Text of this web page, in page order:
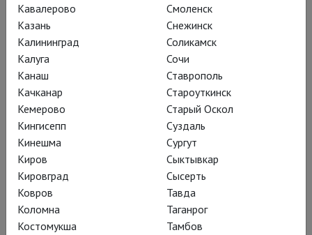
Джон – маститый университетский
преподаватель, артистичный,
Кавалерово
Казань
Калининград
Калуга
Канаш
Качканар
Кемерово
Кингисепп
Кинешма
Киров
Кировград
Ковров
Коломна
Костомукша
Смоленск
Снежинск
Соликамск
Сочи
Ставрополь
Староуткинск
Старый Оскол
Суздаль
Сургут
Сыктывкар
Сысерть
Тавда
Таганрог
Тамбов